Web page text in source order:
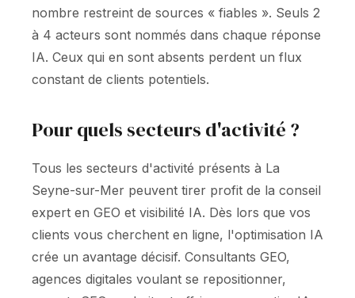
nombre restreint de sources « fiables ». Seuls 2
à 4 acteurs sont nommés dans chaque réponse
IA. Ceux qui en sont absents perdent un flux
constant de clients potentiels.
Pour quels secteurs d'activité ?
Tous les secteurs d'activité présents à La
Seyne-sur-Mer peuvent tirer profit de la conseil
expert en GEO et visibilité IA. Dès lors que vos
clients vous cherchent en ligne, l'optimisation IA
crée un avantage décisif. Consultants GEO,
agences digitales voulant se repositionner,